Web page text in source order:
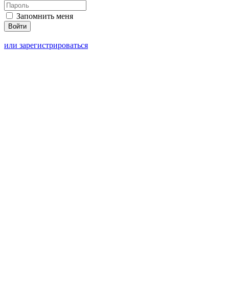
Запомнить меня
или зарегистрироваться